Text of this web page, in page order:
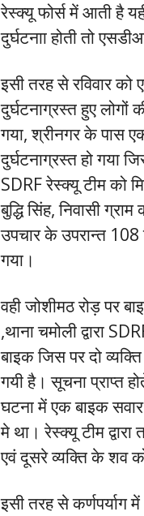
रेस्क्यू फोर्स में आती है
दुर्घटनाा होती तो
इसी तरह से रविवार
दुर्घटनाग्रस्त हुए लोगों
गया, श्रीनगर के पास
दुर्घटनाग्रस्त हो गया
SDRF रेस्क्यू टीम को
बुद्धि सिंह, निवासी
उपचार के उपरान्त 108
गया।
वही जोशीमठ रोड़ पर
,थाना चमोली द्वारा
बाइक जिस पर दो
गयी है। सूचना प्राप्त
घटना में एक बाइक
मे था। रेस्क्यू टीम
एवं दूसरे व्यक्ति के शव
इसी तरह से कर्णपर्याग